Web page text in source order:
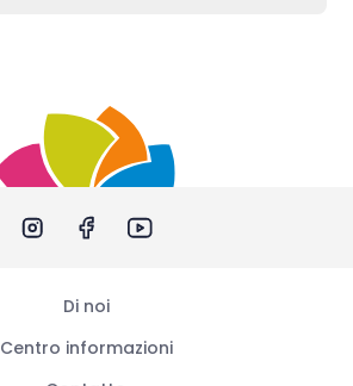
Di noi
Centro informazioni